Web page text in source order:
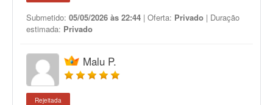
Submetido: 05/05/2026 às 22:44 | Oferta: Privado | Duração
estimada: Privado
Malu P.
Rejeitada